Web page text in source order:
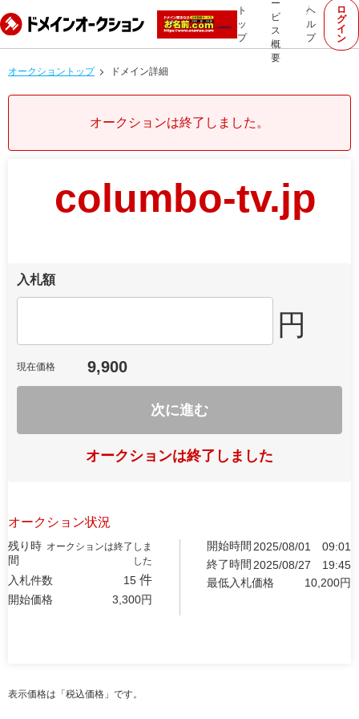
ト
ッ
プ
ー
ビ
ス
概
要
ヘ
ル
プ
ロ
グ
イ
ン
オークショントップ ドメイン詳細
オークションは終了しました。
columbo-tv.jp
入札額
円
現在価格 9,900
次に進む
オークションは終了しました
オークション状況
残り時
間
オークションは終了しま
した
入札件数 15 件
開始価格 3,300円
開始時間 2025/08/01
09:01
終了時間 2025/08/27
19:45
最低入札価格
10,200円
表示価格は「税込価格」です。